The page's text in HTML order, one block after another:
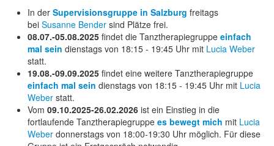
In der Supervisionsgruppe in Salzburg freitags
bei Susanne Bender sind Plätze frei.
08.07.-05.08.2025 findet die Tanztherapiegruppe einfach
mal sein dienstags von 18:15 - 19:45 Uhr mit Lucia Weber
statt.
19.08.-09.09.2025 findet eine weitere Tanztherapiegruppe
einfach mal sein dienstags von 18:15 - 19:45 Uhr mit Lucia
Weber statt.
Vom 09.10.2025-26.02.2026 ist ein Einstieg in die
fortlaufende Tanztherapiegruppe es bewegt mich mit Lucia
Weber donnerstags von 18:00-19:30 Uhr möglich. Für diese